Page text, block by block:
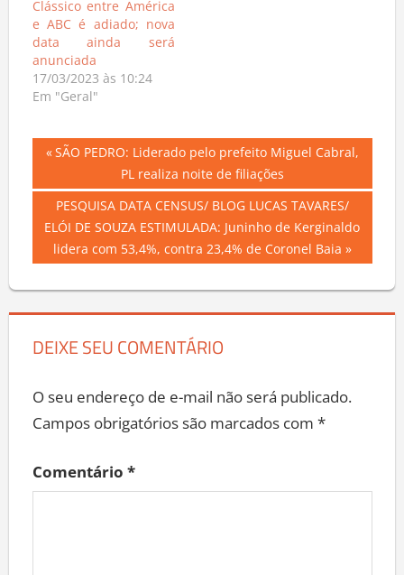
Clássico entre América
e ABC é adiado; nova
data ainda será
anunciada
17/03/2023 às 10:24
Em "Geral"
Navegação
de
Post
Previous
SÃO PEDRO: Liderado pelo prefeito Miguel Cabral,
PL realiza noite de filiações
Next
Post:
PESQUISA DATA CENSUS/ BLOG LUCAS TAVARES/
ELÓI DE SOUZA ESTIMULADA: Juninho de Kerginaldo
lidera com 53,4%, contra 23,4% de Coronel Baia
DEIXE SEU COMENTÁRIO
O seu endereço de e-mail não será publicado.
Campos obrigatórios são marcados com *
Comentário *